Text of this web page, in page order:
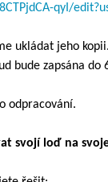
qyI/
ukládat jeho
bude zapsána do
odpracování.
svojí loď na